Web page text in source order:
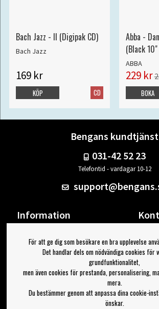
Bach Jazz - II (Digipak CD)
Bach Jazz
169 kr
CD
KÖP
Abba -
(Black
ABBA
229 kr
BOKA
Bengans kundtjänst
031-42 52 23
Telefontid - vardagar 10-12
Information
Om Bengans
FAQ / Köp- & Leveransvillkor
Din
Logga
Jag vill ha tips från
För att ge dig som besökare en bra upplevelse
Det handlar dels om nödvändiga cookies för
grundfunktionalitet,
men även cookies för prestanda, personalisering,
mera.
Du bestämmer genom att anpassa dina cookie-
önskar.